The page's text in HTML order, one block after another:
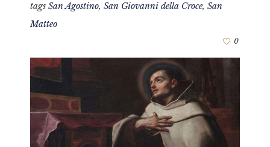
tags San Agostino, San Giovanni della Croce, San
Matteo
0